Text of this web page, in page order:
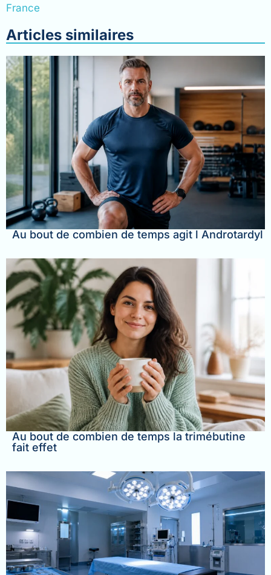
France
Articles similaires
Au bout de combien de temps agit l Androtardyl
Au bout de combien de temps la trimébutine
fait effet